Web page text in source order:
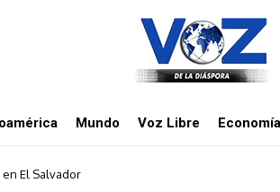
Mundo Voz Libre Economía
El Salvador